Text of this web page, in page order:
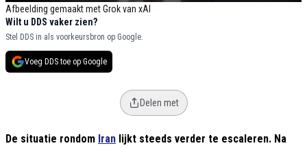
Afbeelding gemaakt met Grok van xAI
Wilt u DDS vaker zien?
Stel DDS in als voorkeursbron op Google.
Voeg DDS toe op Google
Delen met
De situatie rondom Iran lijkt steeds verder te escaleren. Na